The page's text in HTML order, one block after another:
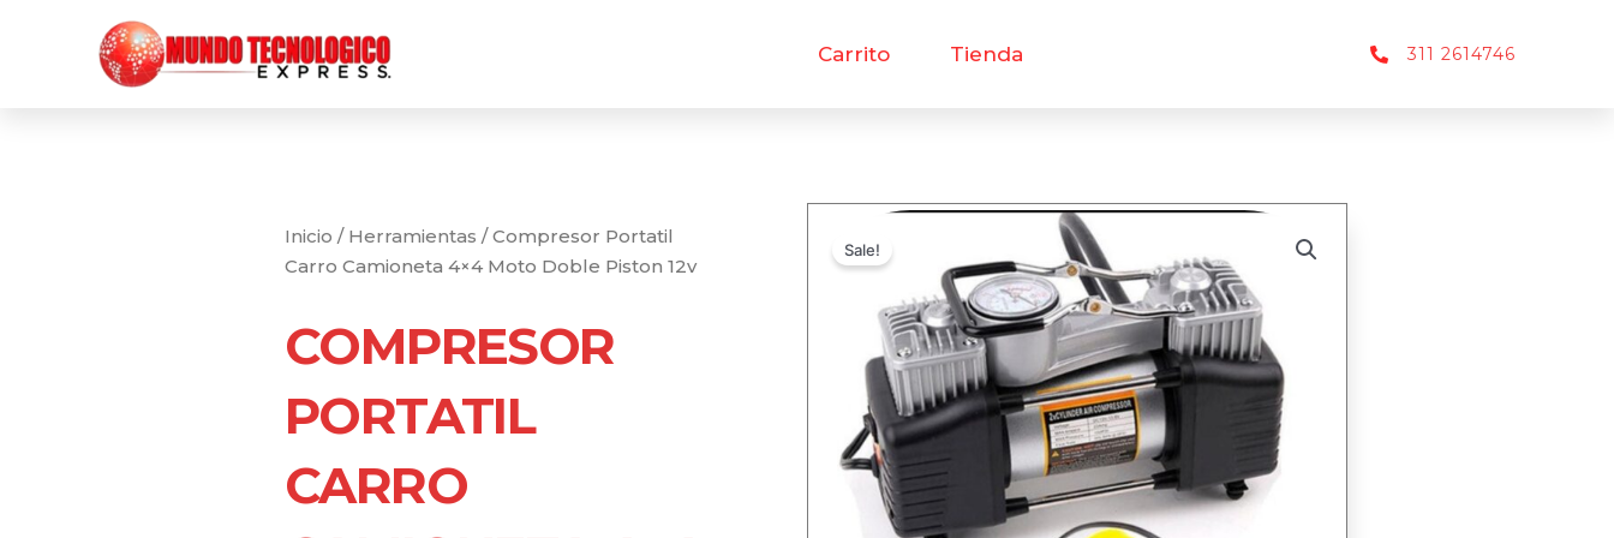
Carrito Tienda 311 2614746
Inicio / Herramientas / Compresor Portatil
Carro Camioneta 4×4 Moto Doble Piston 12v
COMPRESOR
PORTATIL
CARRO
Sale!